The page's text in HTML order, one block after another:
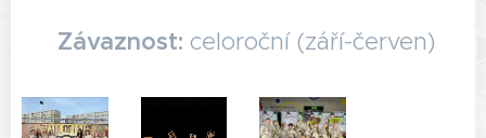
Závaznost: celoroční (září-červen)